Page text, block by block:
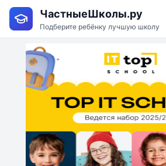
ЧастныеШколы.ру
Подберите ребёнку лучшую школу